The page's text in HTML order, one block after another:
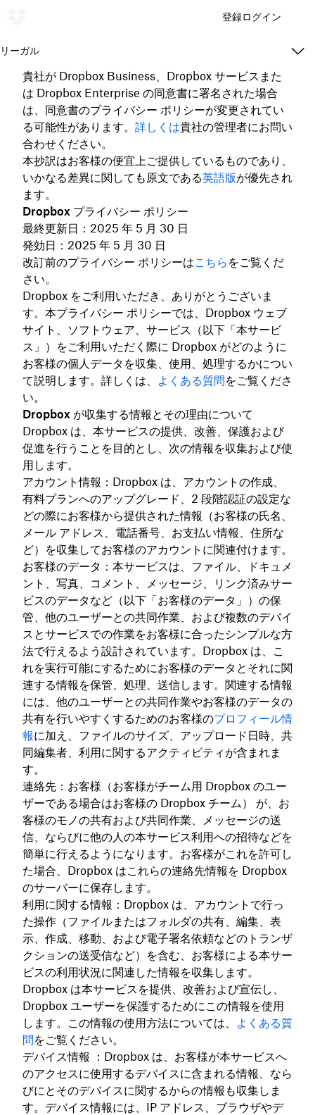
登録ログイン
リーガル
貴社が Dropbox Business、Dropbox サービスまた
は Dropbox Enterprise の同意書に署名された場合
は、同意書のプライバシー ポリシーが変更されてい
る可能性があります。 詳しくは貴社の管理者にお問い
合わせください。
本抄訳はお客様の便宜上ご提供しているものであり、
いかなる差異に関しても原文である英語版が優先され
ます。
Dropbox プライバシー ポリシー
最終更新日：2025 年 5 月 30 日
発効日：2025 年 5 月 30 日
改訂前のプライバシー ポリシーはこちら をご覧くだ
さい。
Dropbox をご利用いただき、ありがとうございま
す。本プライバシー ポリシーでは、Dropbox ウェブ
サイト、ソフトウェア、サービス（以下「本サービ
ス 」）をご利用いただく際に Dropbox がどのように
お客様の個人データを収集、使用、処理するかについ
て説明します。詳しくは、 よくある質問をご覧くださ
い。
Dropbox が収集する情報とその理由について
Dropbox は、本サービスの提供、改善、保護および
促進を行うことを目的とし、次の情報を収集および使
用します。
アカウント情報：Dropbox は、アカウントの作成、
有料プランへのアップグレード、2 段階認証の設定な
どの際にお客様から提供された情報（お客様の氏名、
メール アドレス、電話番号、お支払い情報、住所な
ど）を収集してお客様のアカウントに関連付けます。
お客様のデータ：本サービスは、ファイル、ドキュメ
ント、写真、コメント、メッセージ、リンク済みサー
ビスのデータなど（以下「お客様のデータ 」）の保
管、他のユーザーとの共同作業、および複数のデバイ
スとサービスでの作業をお客様に合ったシンプルな方
法で行えるよう設計されています。Dropbox は、こ
れを実行可能にするためにお客様のデータとそれに関
連する情報を保管、処理、送信します。関連する情報
には、他のユーザーとの共同作業やお客様のデータの
共有を行いやすくするためのお客様のプロフィール情
報に加え、ファイルのサイズ、アップロード日時、共
同編集者、利用に関するアクティビティが含まれま
す。
連絡先：お客様（お客様がチーム用 Dropbox のユー
ザーである場合はお客様の Dropbox チーム） が、お
客様のモノの共有および共同作業、メッセージの送
信、ならびに他の人の本サービス利用への招待などを
簡単に行えるようになります。お客様がこれを許可し
た場合、Dropbox はこれらの連絡先情報を Dropbox
のサーバーに保存します。
利用に関する情報：Dropbox は、アカウントで行っ
た操作（ファイルまたはフォルダの共有、編集、表
示、作成、移動、および電子署名依頼などのトランザ
クションの送受信など）を含む、お客様による本サー
ビスの利用状況に関連した情報を収集します。
Dropbox は本サービスを提供、改善および宣伝し、
Dropbox ユーザーを保護するためにこの情報を使用
します。この情報の使用方法については、 よくある質
問をご覧ください。
デバイス情報 ：Dropbox は、お客様が本サービスへ
のアクセスに使用するデバイスに含まれる情報、なら
びにとそのデバイスに関するからの情報も収集しま
す。デバイス情報には、IP アドレス、ブラウザやデ